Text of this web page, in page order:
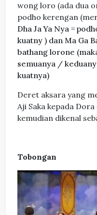
wong loro (ada dua
podho kerengan
Dha Ja Ya Nya =
kuatny ) dan Ma Ga
bathang lorone
semuanya /
kuatnya)
Deret aksara yang
Aji Saka kepada
kemudian dikenal
Tobongan